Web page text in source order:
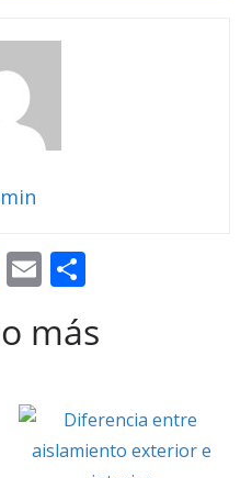
Li
k
dI
E
ai m
ar
ti
más